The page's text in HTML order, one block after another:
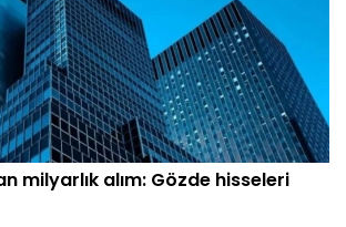
milyarlık alım: Gözde hisseleri